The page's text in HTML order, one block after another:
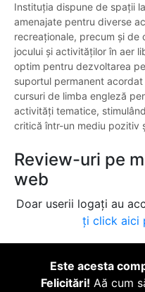
Instituția dispune de spații
amenajate pentru diverse
recreaționale, precum și de
jocului și activităților în aer
optim pentru dezvoltarea
suportul permanent
cursuri de limba engleză
activități tematice,
critică într-un mediu pozitiv
Review-uri pe
web
Doar userii logați au
ți click aici
Este acesta
Felicitări! Aă cum